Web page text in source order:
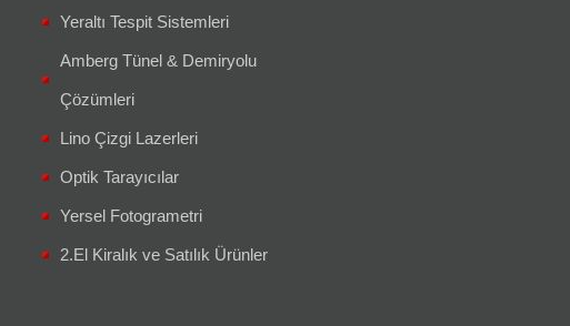
Yeraltı Tespit Sistemleri
Amberg Tünel & Demiryolu
Çözümleri
Lino Çizgi Lazerleri
Optik Tarayıcılar
Yersel Fotogrametri
2.El Kiralık ve Satılık Ürünler